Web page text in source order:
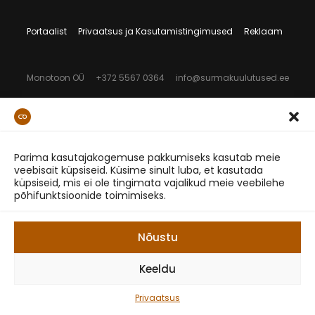
Parima kasutajakogemuse pakkumiseks kasutab meie
veebisait küpsiseid. Küsime sinult luba, et kasutada
küpsiseid, mis ei ole tingimata vajalikud meie veebilehe
põhifunktsioonide toimimiseks.
Nõustu
Keeldu
Privaatsus
Portaalist Privaatsus ja Kasutamistingimused Reklaam
Monotoon OÜ +372 5567 0364 info@surmakuulutused.ee